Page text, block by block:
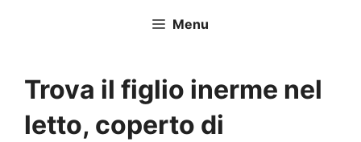
Menu
Trova il figlio inerme nel
letto, coperto di